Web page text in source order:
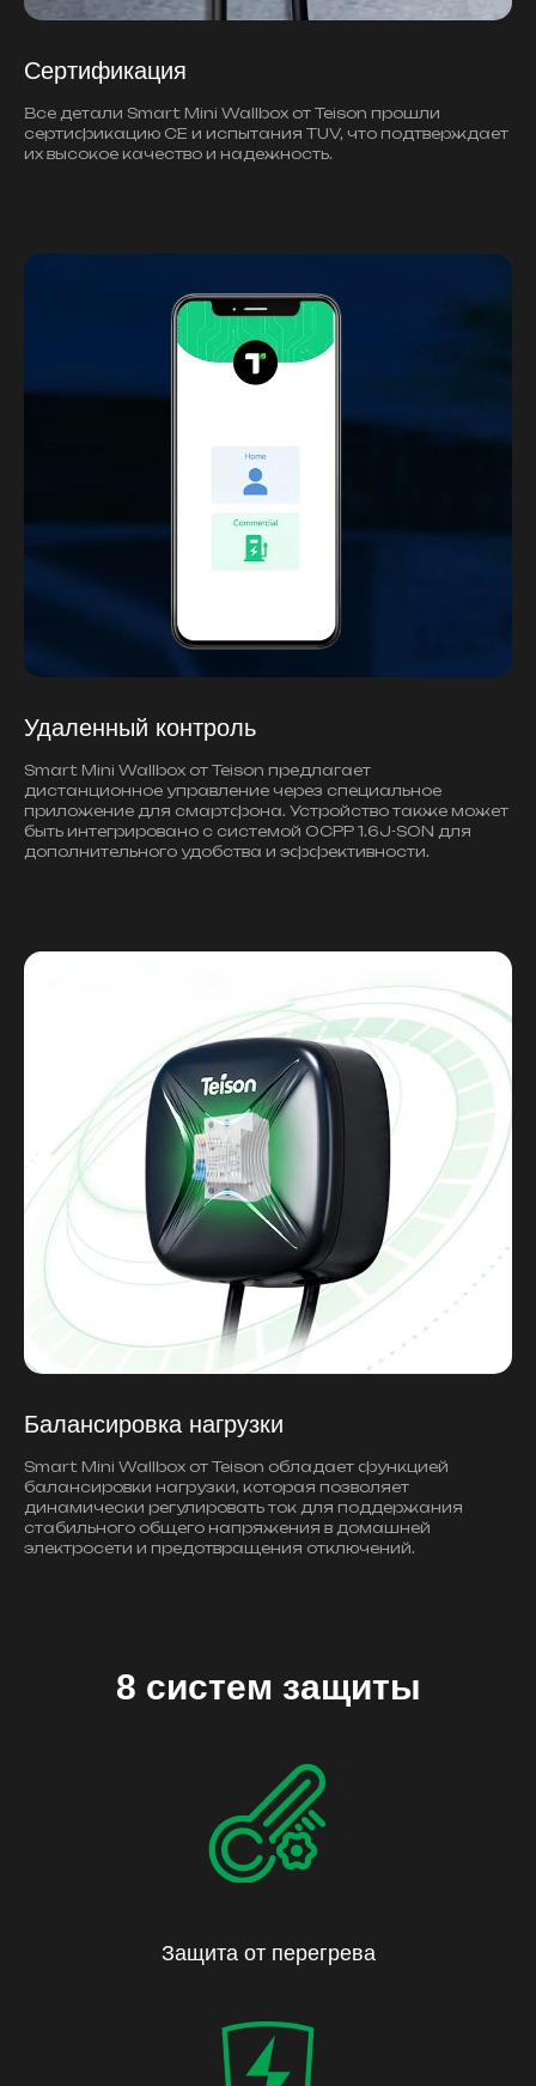
Сертификация
Все детали Smart Mini Wallbox от Teison прошли
сертификацию CE и испытания TUV, что подтверждает
их высокое качество и надежность.
Удаленный контроль
Smart Mini Wallbox от Teison предлагает
дистанционное управление через специальное
приложение для смартфона. Устройство также может
быть интегрировано с системой OCPP 1.6J-SON для
дополнительного удобства и эффективности.
Балансировка нагрузки
Smart Mini Wallbox от Teison обладает функцией
балансировки нагрузки, которая позволяет
динамически регулировать ток для поддержания
стабильного общего напряжения в домашней
электросети и предотвращения отключений.
8 систем защиты
Защита от перегрева